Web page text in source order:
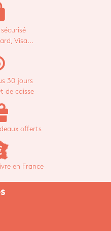
Visa...
30 jours
de caisse
offerts
en France